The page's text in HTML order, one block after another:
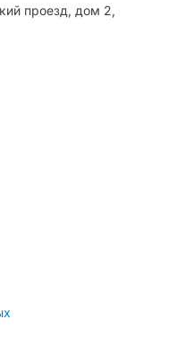
проезд, дом 2,